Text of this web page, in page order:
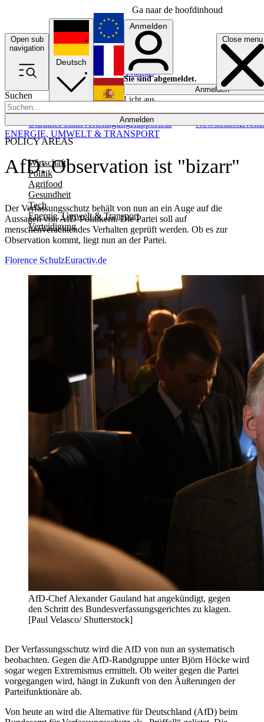
Ga naar de hoofdinhoud
Open sub
navigation
Close menu
Suchen
Anmelden
POLICY AREAS
Wirtschaft
Politik
Agrifood
Gesundheit
Tech
Energie, Umwelt & Transport
Verteidigung
UkrainePolitikVerteidigungRapporteur NewslettersEvents
Deutsch
English
Français
Anmelden
Sie sind abgemeldet.
Anmelden
Licht aus
AfD: Observation ist "bizarr"
Der Verfassungsschutz behält von nun an ein Auge auf die
Aussagen von AfD-Politikern. Die Partei soll auf
menschenverachtendes Verhalten geprüft werden. Ob es zur
Observation kommt, liegt nun an der Partei.
ENERGIE, UMWELT & TRANSPORT
Florence SchulzEuractiv.de
AfD-Chef Alexander Gauland hat angekündigt, gegen
den Schritt des Bundesverfassungsgerichtes zu klagen.
[Paul Velasco/ Shutterstock]
Der Verfassungsschutz wird die AfD von nun an systematisch
beobachten. Gegen die AfD-Randgruppe unter Björn Höcke wird
sogar wegen Extremismus ermittelt. Ob weiter gegen die Partei
vorgegangen wird, hängt in Zukunft von den Äußerungen der
Parteifunktionäre ab.
Von heute an wird die Alternative für Deutschland (AfD) beim